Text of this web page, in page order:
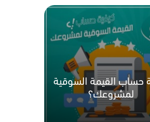
حساب القيمة السوقية
لمشروعك؟